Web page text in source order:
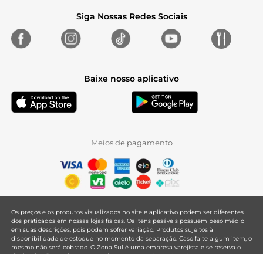
Siga Nossas Redes Sociais
Baixe nosso aplicativo
Meios de pagamento
Os preços e os produtos visualizados no site e aplicativo podem ser diferentes
dos praticados em nossas lojas físicas. Os itens pesáveis possuem peso médio
em suas descrições, pois podem sofrer variação. Produtos sujeitos à
disponibilidade de estoque no momento da separação. Caso falte algum item, o
mesmo não será cobrado. O Zona Sul é uma empresa varejista e se reserva o